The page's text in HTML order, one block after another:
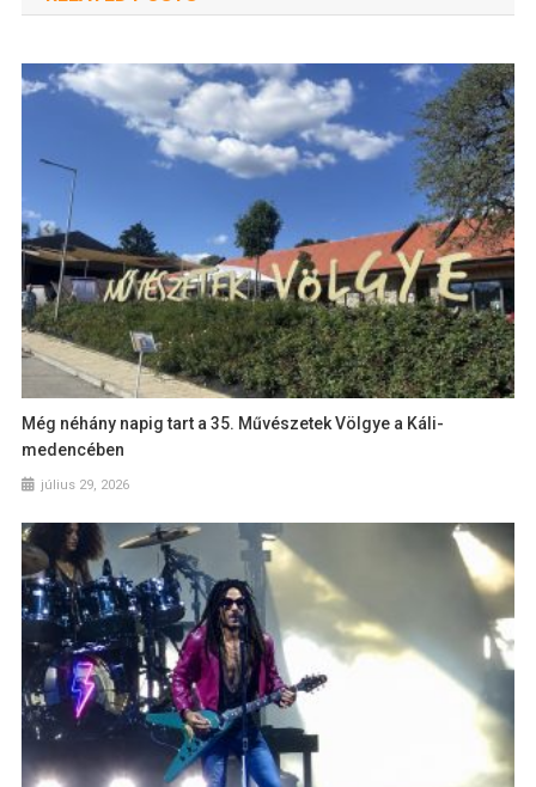
Még néhány napig tart a 35. Művészetek Völgye a Káli-
medencében
július 29, 2026